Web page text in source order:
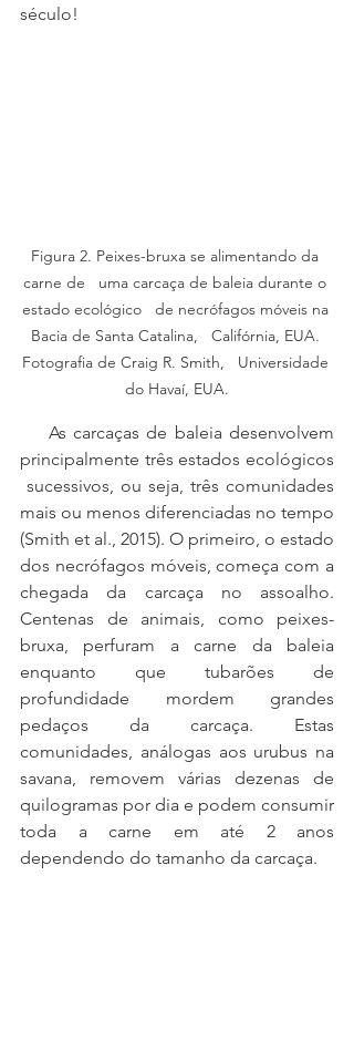
século!
Figura 2. Peixes-bruxa se alimentando da
carne de   uma carcaça de baleia durante o
estado ecológico   de necrófagos móveis na
Bacia de Santa Catalina,   Califórnia, EUA.
Fotografia de Craig R. Smith,   Universidade
do Havaí, EUA.
principalmente três estados ecológicos
sucessivos, ou seja, três comunidades
mais ou menos diferenciadas no tempo
(Smith et al., 2015). O primeiro, o estado
dos necrófagos móveis, começa com a
chegada da carcaça no assoalho.
Centenas de animais, como peixes-
bruxa, perfuram a carne da baleia
enquanto que tubarões de
profundidade mordem grandes
pedaços da carcaça. Estas
comunidades, análogas aos urubus na
savana, removem várias dezenas de
quilogramas por dia e podem consumir
toda a carne em até 2 anos
dependendo do tamanho da carcaça.